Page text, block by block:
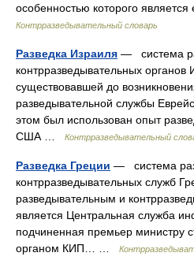
особенностью которого
Контрразведывательный словарь
Разведка Израиля — система
контрразведывательных
существовавшей до
разведывательной службы
этом был использован опыт
США …
Контрразведывательный
Разведка Греции — система
контрразведывательных служб
разведывательным и
является Центральная служба
подчиненная премьер
органом КИП… …